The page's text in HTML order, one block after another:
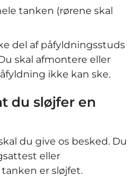
tanken (rørene skal
del af påfyldningsstuds
skal afmontere eller
ikke kan ske.
du sløjfer en
du give os besked. Du
eller
er sløjfet.